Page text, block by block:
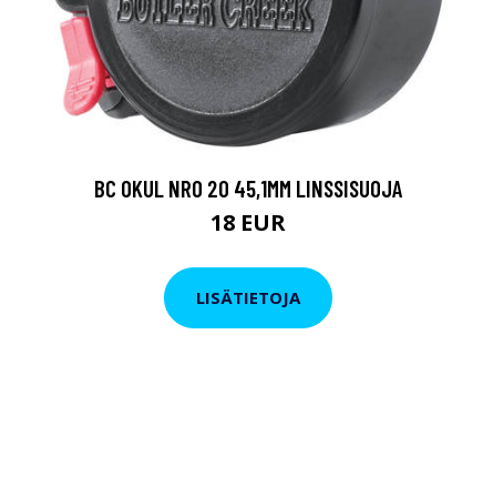
BC OKUL NRO 20 45,1MM LINSSISUOJA
18 EUR
LISÄTIETOJA